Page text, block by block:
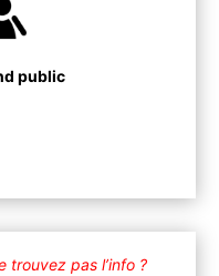
public
trouvez pas l’info ?